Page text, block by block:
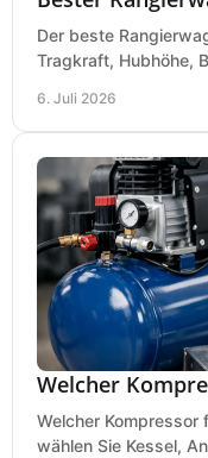
Der beste
Tragkraft, Hubhöhe,
6. Juli 2026
Welcher
Welcher Kompressor
wählen Sie Kessel,